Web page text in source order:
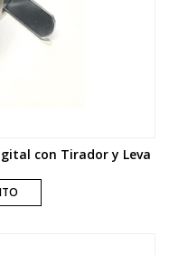
con Tirador y Leva